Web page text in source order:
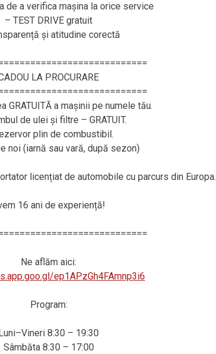
de a verifica mașina la orice service
– TEST DRIVE gratuit
și atitudine corectă
LA PROCURARE
GRATUITĂ a mașinii pe numele tău.
de ulei și filtre – GRATUIT.
plin de combustibil.
noi (iarnă sau vară, după sezon)
licențiat de automobile cu parcurs din Europa.
16 ani de experiență!
Ne aflăm aici:
ep1APzGh4FAmnp3i6
Program:
8:30 – 19:30
Sâmbăta 8:30 – 17:00